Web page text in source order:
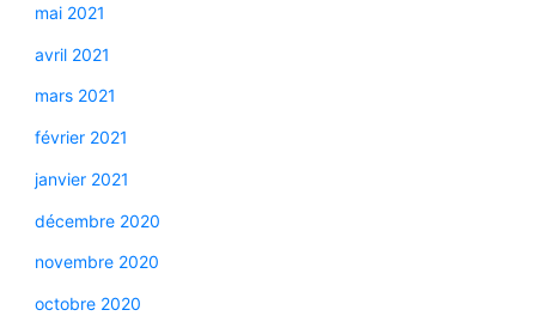
mai 2021
avril 2021
mars 2021
février 2021
janvier 2021
décembre 2020
novembre 2020
octobre 2020